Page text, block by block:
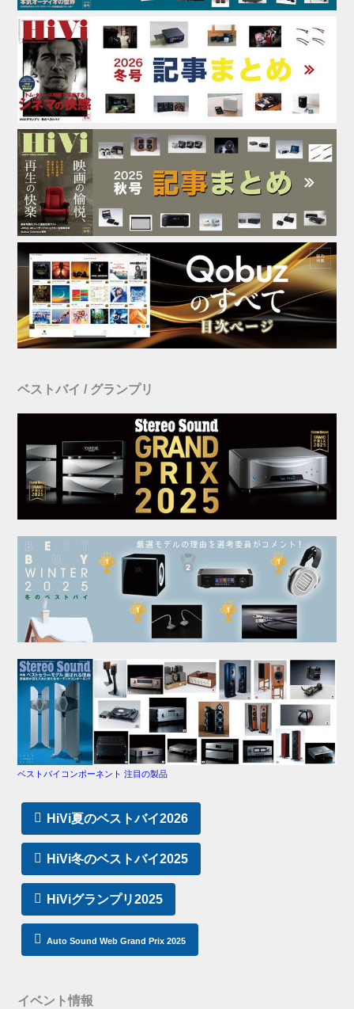
ベストバイ / グランプリ
ベストバイコンポーネント 注目の製品
HiVi夏のベストバイ2026
HiVi冬のベストバイ2025
HiViグランプリ2025
Auto Sound Web Grand Prix 2025
イベント情報